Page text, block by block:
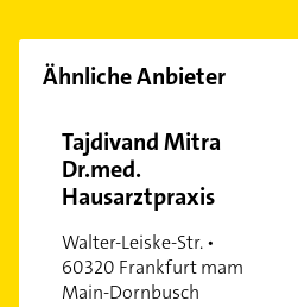
Oberrad
Preungesheim
Rödelheim
Sachsenhausen
Schwanheim
Ähnliche Anbieter
Tajdivand Mitra
Dr.med.
Hausarztpraxis
Walter-Leiske-Str. •
60320 Frankfurt mam
Main-Dornbusch